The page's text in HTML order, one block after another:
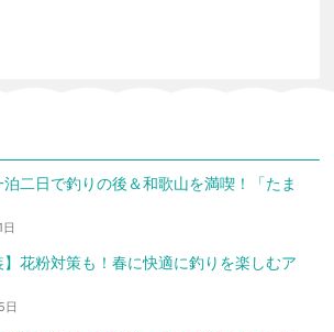
泊二日で釣りの後＆和歌山を満喫！「たま
】花粉対策も！春に快適に釣りを楽しむア
日